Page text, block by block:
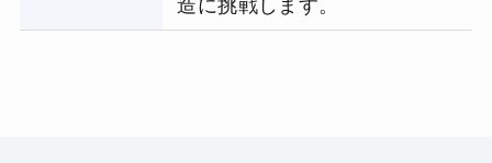
造に挑戦します。